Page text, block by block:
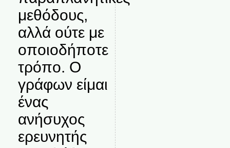
μεθόδους,
αλλά ούτε με
οποιοδήποτε
τρόπο. Ο
γράφων είμαι
ένας
ανήσυχος
ερευνητής